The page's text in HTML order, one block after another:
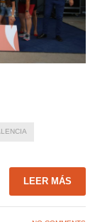
LEER MÁS